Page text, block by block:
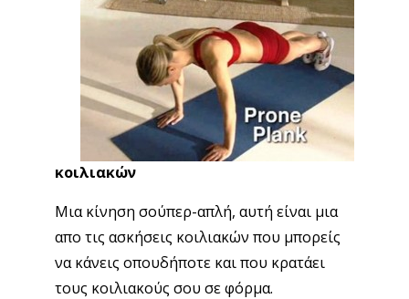
κοιλιακών
Μια κίνηση σούπερ-απλή, αυτή είναι μια
απο τις ασκήσεις κοιλιακών που μπορείς
να κάνεις οπουδήποτε και που κρατάει
τους κοιλιακούς σου σε φόρμα.